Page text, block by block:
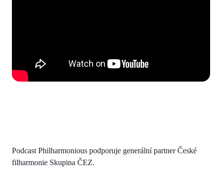
Podcast Philharmonious podporuje generální partner České
filharmonie Skupina ČEZ.